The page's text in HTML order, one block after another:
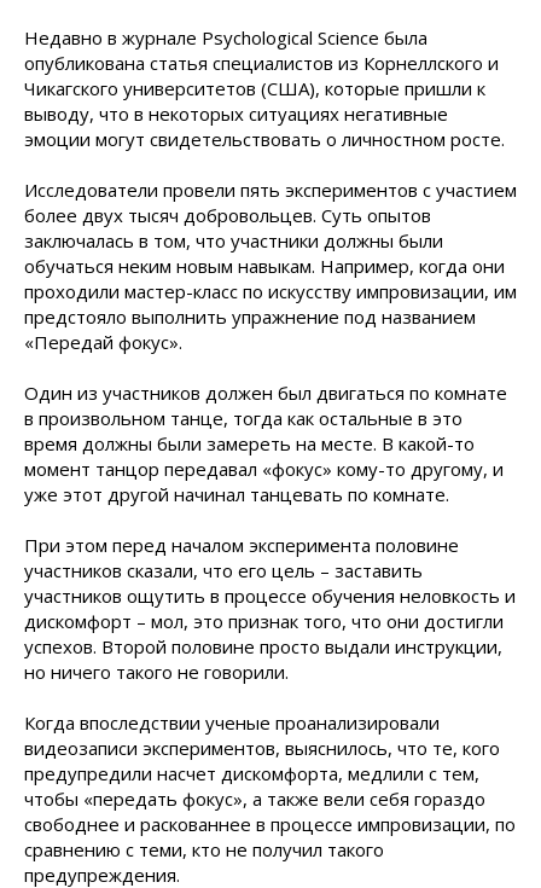
Недавно в журнале Psychological Science была
опубликована статья специалистов из Корнеллского и
Чикагского университетов (США), которые пришли к
выводу, что в некоторых ситуациях негативные
эмоции могут свидетельствовать о личностном росте.
Исследователи провели пять экспериментов с участием
более двух тысяч добровольцев. Суть опытов
заключалась в том, что участники должны были
обучаться неким новым навыкам. Например, когда они
проходили мастер-класс по искусству импровизации, им
предстояло выполнить упражнение под названием
«Передай фокус».
Один из участников должен был двигаться по комнате
в произвольном танце, тогда как остальные в это
время должны были замереть на месте. В какой-то
момент танцор передавал «фокус» кому-то другому, и
уже этот другой начинал танцевать по комнате.
При этом перед началом эксперимента половине
участников сказали, что его цель – заставить
участников ощутить в процессе обучения неловкость и
дискомфорт – мол, это признак того, что они достигли
успехов. Второй половине просто выдали инструкции,
но ничего такого не говорили.
Когда впоследствии ученые проанализировали
видеозаписи экспериментов, выяснилось, что те, кого
предупредили насчет дискомфорта, медлили с тем,
чтобы «передать фокус», а также вели себя гораздо
свободнее и раскованнее в процессе импровизации, по
сравнению с теми, кто не получил такого
предупреждения.